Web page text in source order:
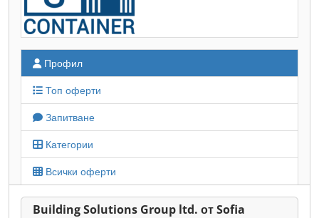
Профил
Топ оферти
Запитване
Категории
Всички оферти
Building Solutions Group ltd. от Sofia